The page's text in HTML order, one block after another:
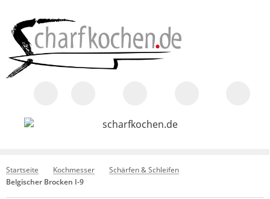
Startseite Kochmesser
Schärfen & Schleifen
Belgischer Brocken I-9